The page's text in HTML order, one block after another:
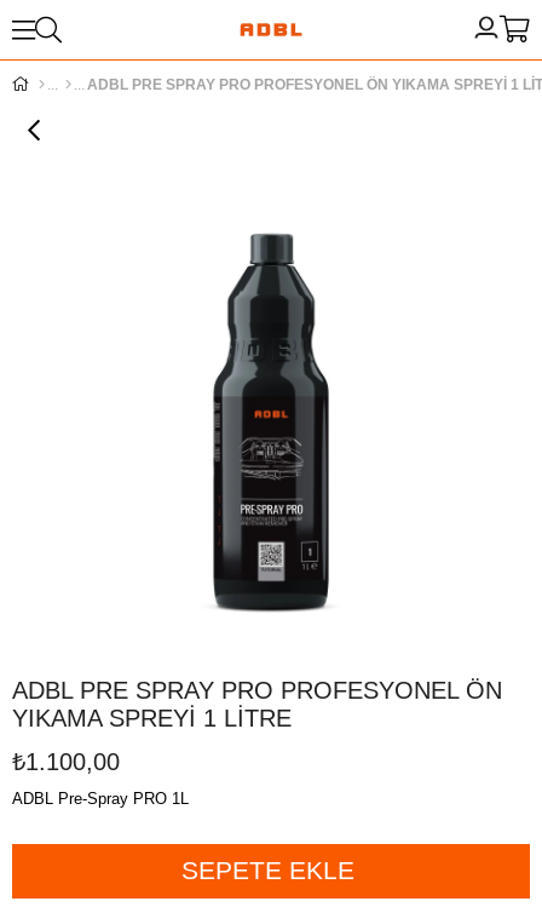
ADBL PRE SPRAY PRO PROFESYONEL ÖN YIKAMA SPREYİ 1
ADBL PRE SPRAY PRO PROFESYONEL ÖN
YIKAMA SPREYİ 1 LİTRE
₺1.100,00
ADBL Pre-Spray PRO 1L